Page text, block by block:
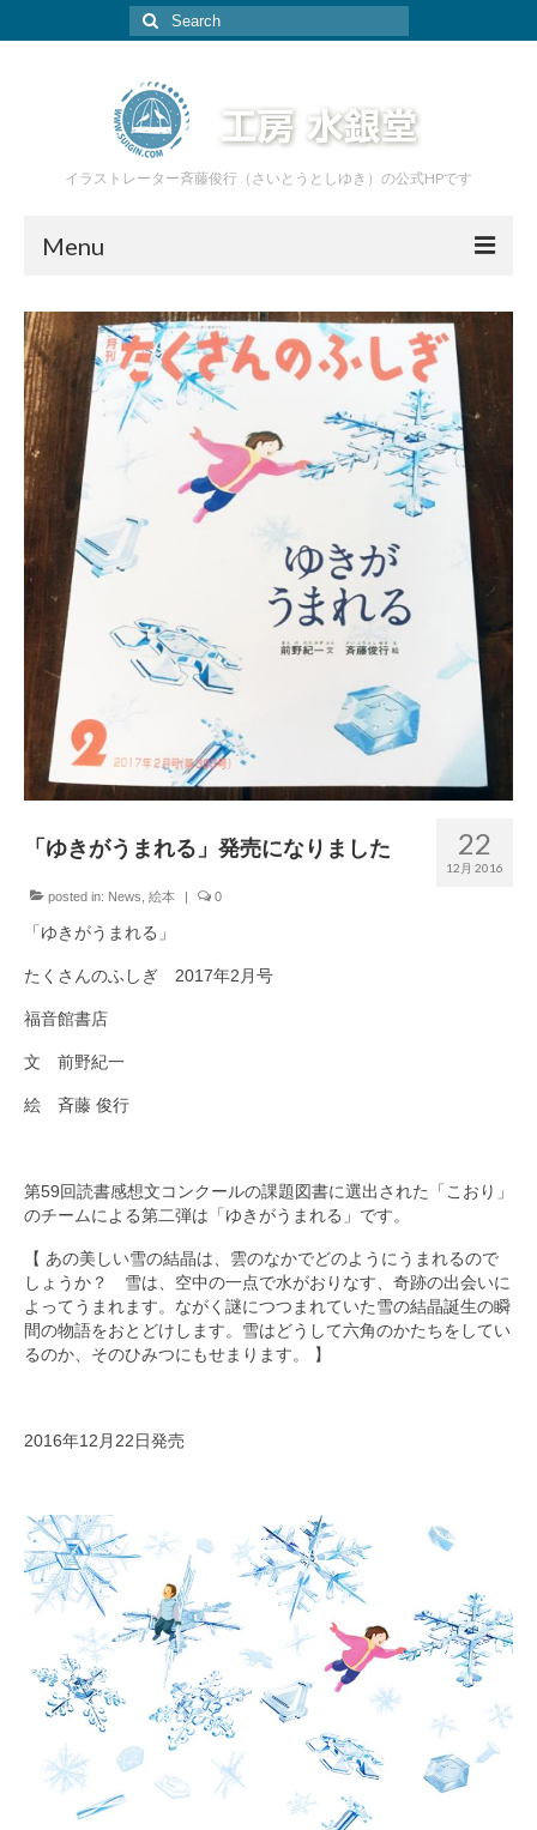
Search
for:
イラストレーター斉藤俊行（さいとうとしゆき）の公式HPです
Menu
ホーム
イラスト
絵本
家具
あおぞら工房
おやすみロバ
ブログ
メール
22
12月 2016
「ゆきがうまれる」発売になりました
posted in: News 絵本 | 0
「ゆきがうまれる」
たくさんのふしぎ 2017年2月号
福音館書店
文 前野紀一
絵 斉藤 俊行
第59回読書感想文コンクールの課題図書に選出された「こおり」
のチームによる第二弾は「ゆきがうまれる」です。
【 あの美しい雪の結晶は、雲のなかでどのようにうまれるので
しょうか？ 雪は、空中の一点で水がおりなす、奇跡の出会いに
よってうまれます。ながく謎につつまれていた雪の結晶誕生の瞬
間の物語をおとどけします。雪はどうして六角のかたちをしてい
るのか、そのひみつにもせまります。 】
2016年12月22日発売